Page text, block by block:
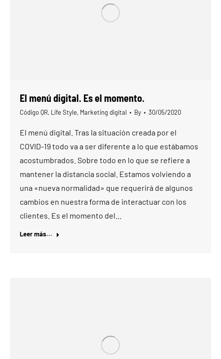
El menú digital. Es el momento.
Código QR, Life Style, Marketing digital By 30/05/2020
El menú digital. Tras la situación creada por el
COVID-19 todo va a ser diferente a lo que estábamos
acostumbrados. Sobre todo en lo que se refiere a
mantener la distancia social. Estamos volviendo a
una «nueva normalidad» que requerirá de algunos
cambios en nuestra forma de interactuar con los
clientes. Es el momento del…
Leer más...